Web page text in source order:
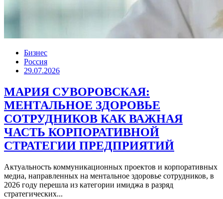
Бизнес
Россия
29.07.2026
МАРИЯ СУВОРОВСКАЯ:
МЕНТАЛЬНОЕ ЗДОРОВЬЕ
СОТРУДНИКОВ КАК ВАЖНАЯ
ЧАСТЬ КОРПОРАТИВНОЙ
СТРАТЕГИИ ПРЕДПРИЯТИЙ
Актуальность коммуникационных проектов и корпоративных
медиа, направленных на ментальное здоровье сотрудников, в
2026 году перешла из категории имиджа в разряд
стратегических...